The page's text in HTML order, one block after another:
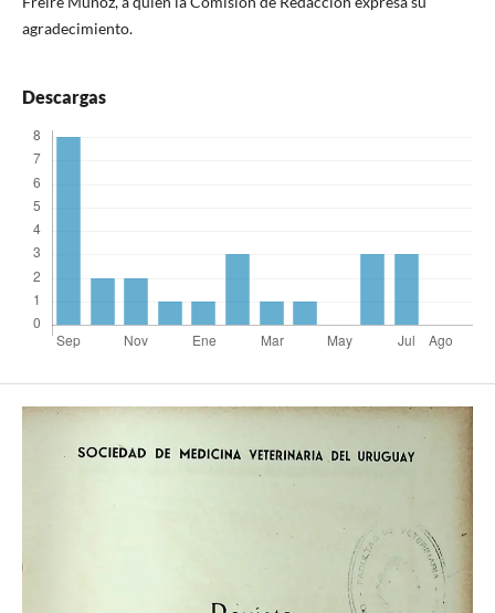
agradecimiento.
Descargas